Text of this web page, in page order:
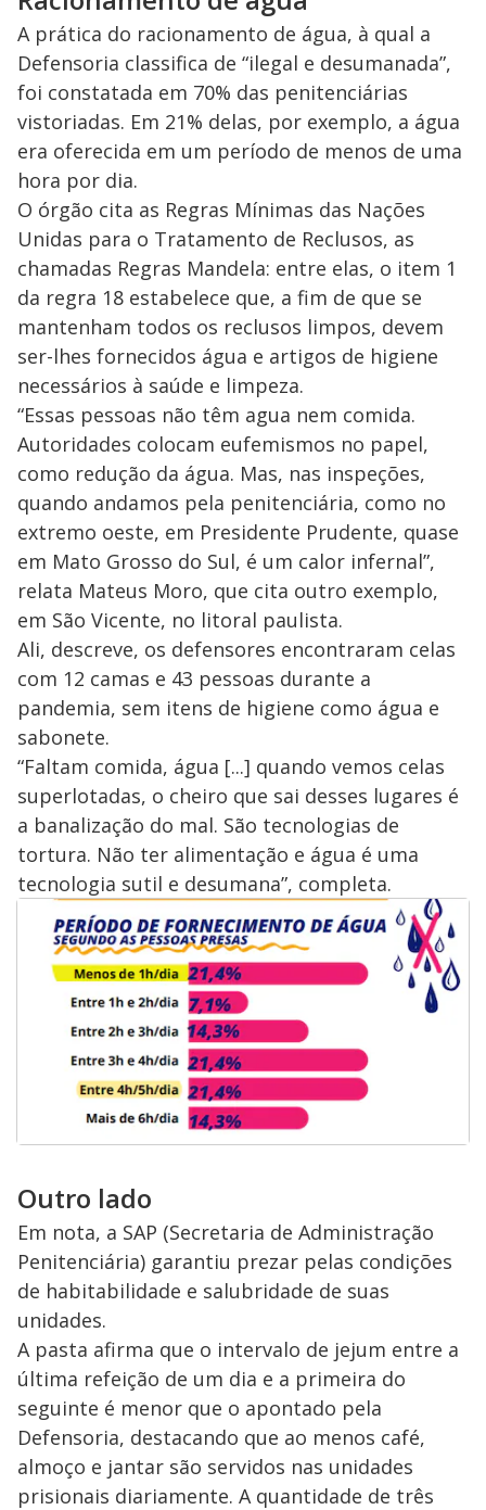
A prática do racionamento de água, à qual a
Defensoria classifica de “ilegal e desumanada”,
foi constatada em 70% das penitenciárias
vistoriadas. Em 21% delas, por exemplo, a água
era oferecida em um período de menos de uma
hora por dia.
O órgão cita as Regras Mínimas das Nações
Unidas para o Tratamento de Reclusos, as
chamadas Regras Mandela: entre elas, o item 1
da regra 18 estabelece que, a fim de que se
mantenham todos os reclusos limpos, devem
ser-lhes fornecidos água e artigos de higiene
necessários à saúde e limpeza.
“Essas pessoas não têm agua nem comida.
Autoridades colocam eufemismos no papel,
como redução da água. Mas, nas inspeções,
quando andamos pela penitenciária, como no
extremo oeste, em Presidente Prudente, quase
em Mato Grosso do Sul, é um calor infernal”,
relata Mateus Moro, que cita outro exemplo,
em São Vicente, no litoral paulista.
Ali, descreve, os defensores encontraram celas
com 12 camas e 43 pessoas durante a
pandemia, sem itens de higiene como água e
sabonete.
“Faltam comida, água [...] quando vemos celas
superlotadas, o cheiro que sai desses lugares é
a banalização do mal. São tecnologias de
tortura. Não ter alimentação e água é uma
tecnologia sutil e desumana”, completa.
Outro lado
Em nota, a SAP (Secretaria de Administração
Penitenciária) garantiu prezar pelas condições
de habitabilidade e salubridade de suas
unidades.
A pasta afirma que o intervalo de jejum entre a
última refeição de um dia e a primeira do
seguinte é menor que o apontado pela
Defensoria, destacando que ao menos café,
almoço e jantar são servidos nas unidades
prisionais diariamente. A quantidade de três